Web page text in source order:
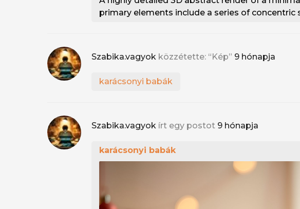
primary elements include a series of concentric
Szabika.vagyok közzétette: “Kép” 9 hónapja
karácsonyi babák
Szabika.vagyok írt egy postot 9 hónapja
karácsonyi babák